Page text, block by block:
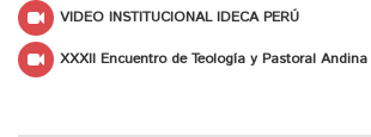
VIDEO INSTITUCIONAL IDECA PERÚ
XXXII Encuentro de Teología y Pastoral